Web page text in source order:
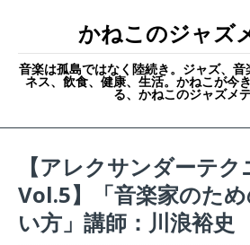
かねこのジャズ
音楽は孤島ではなく陸続き。ジャズ、
ネス、飲食、健康、生活。かねこが今
る、かねこのジャズメ
【アレクサンダーテ
Vol.5】「音楽家のた
い方」講師：川浪裕史